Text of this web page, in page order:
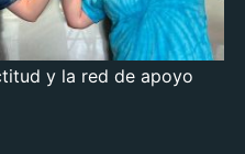
y la red de apoyo